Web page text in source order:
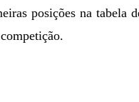
posições na tabela